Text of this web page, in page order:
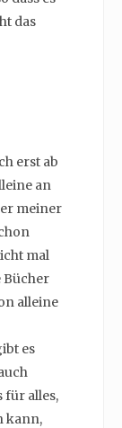
das
erst ab
an
meiner
mal
Bücher
alleine
es
für alles,
kann,